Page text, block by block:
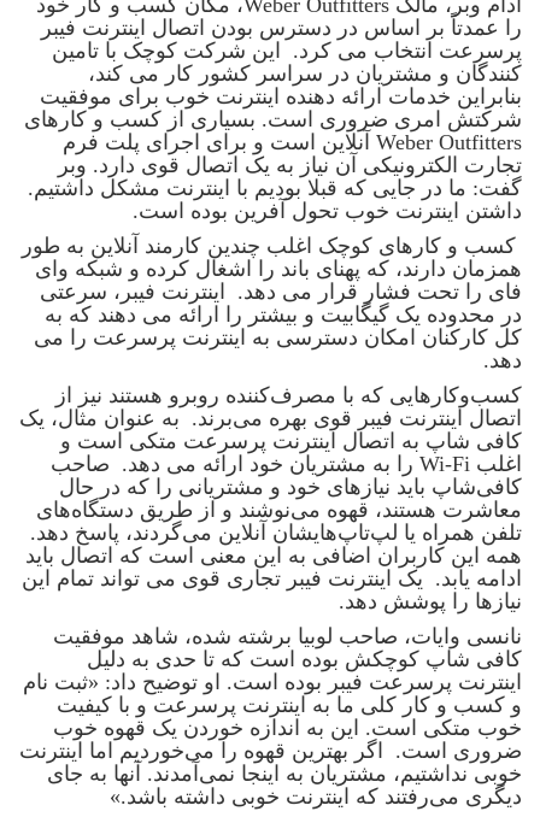
را عمدتاً بر اساس در دسترس بودن اتصال اینترنت فیبر
پرسرعت انتخاب می کرد. این شرکت کوچک با تامین
کنندگان و مشتریان در سراسر کشور کار می کند،
بنابراین خدمات ارائه دهنده اینترنت خوب برای موفقیت
شرکتش امری ضروری است. بسیاری از کسب و کارهای
Weber Outfitters آنلاین است و برای اجرای پلت فرم
تجارت الکترونیکی آن نیاز به یک اتصال قوی دارد. وبر
گفت: ما در جایی که قبلا بودیم با اینترنت مشکل داشتیم.
داشتن اینترنت خوب تحول آفرین بوده است.
کسب و کارهای کوچک اغلب چندین کارمند آنلاین به طور
همزمان دارند، که پهنای باند را اشغال کرده و شبکه وای
فای را تحت فشار قرار می دهد. اینترنت فیبر، سرعتی
در محدوده یک گیگابیت و بیشتر را ارائه می دهند که به
کل کارکنان امکان دسترسی به اینترنت پرسرعت را می
دهد.
کسب‌وکارهایی که با مصرف‌کننده روبرو هستند نیز از
اتصال اینترنت فیبر قوی بهره می‌برند. به عنوان مثال، یک
کافی شاپ به اتصال اینترنت پرسرعت متکی است و
اغلب Wi-Fi را به مشتریان خود ارائه می دهد. صاحب
کافی‌شاپ باید نیازهای خود و مشتریانی را که در حال
معاشرت هستند، قهوه می‌نوشند و از طریق دستگاه‌های
تلفن همراه یا لپ‌تاپ‌هایشان آنلاین می‌گردند، پاسخ دهد.
همه این کاربران اضافی به این معنی است که اتصال باید
ادامه یابد. یک اینترنت فیبر تجاری قوی می تواند تمام این
نیازها را پوشش دهد.
نانسی وایات، صاحب لوبیا برشته شده، شاهد موفقیت
کافی شاپ کوچکش بوده است که تا حدی به دلیل
اینترنت پرسرعت فیبر بوده است. او توضیح داد: «ثبت نام
و کسب و کار کلی ما به اینترنت پرسرعت و با کیفیت
خوب متکی است. این به اندازه خوردن یک قهوه خوب
ضروری است. اگر بهترین قهوه را می‌خوردیم اما اینترنت
خوبی نداشتیم، مشتریان به اینجا نمی‌آمدند. آنها به جای
دیگری می‌رفتند که اینترنت خوبی داشته باشد.»